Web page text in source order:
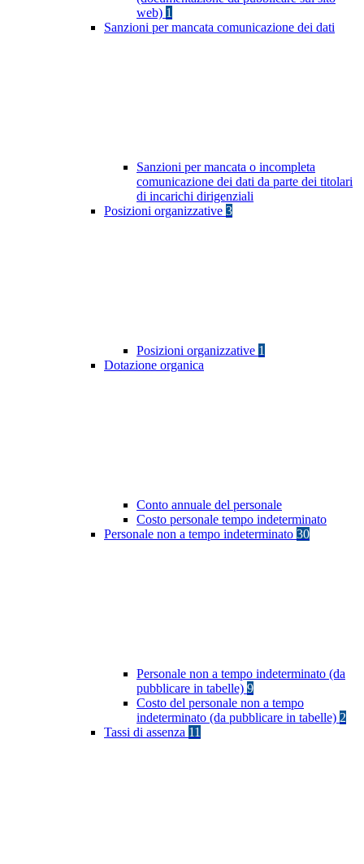
web) 1
Sanzioni per mancata comunicazione dei dati
Sanzioni per mancata o incompleta
comunicazione dei dati da parte dei titolari
di incarichi dirigenziali
Posizioni organizzative 3
Posizioni organizzative 1
Dotazione organica
Conto annuale del personale
Costo personale tempo indeterminato
Personale non a tempo indeterminato 30
Personale non a tempo indeterminato (da
pubblicare in tabelle) 9
Costo del personale non a tempo
indeterminato (da pubblicare in tabelle) 2
Tassi di assenza 11